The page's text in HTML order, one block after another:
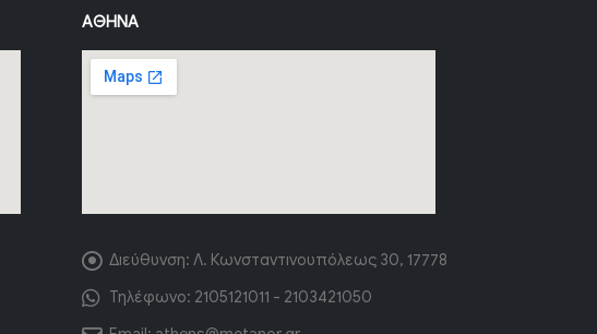
ΑΘΉΝΑ
Διεύθυνση: Λ. Κωνσταντινουπόλεως 30, 17778
Τηλέφωνο: 2105121011 - 2103421050